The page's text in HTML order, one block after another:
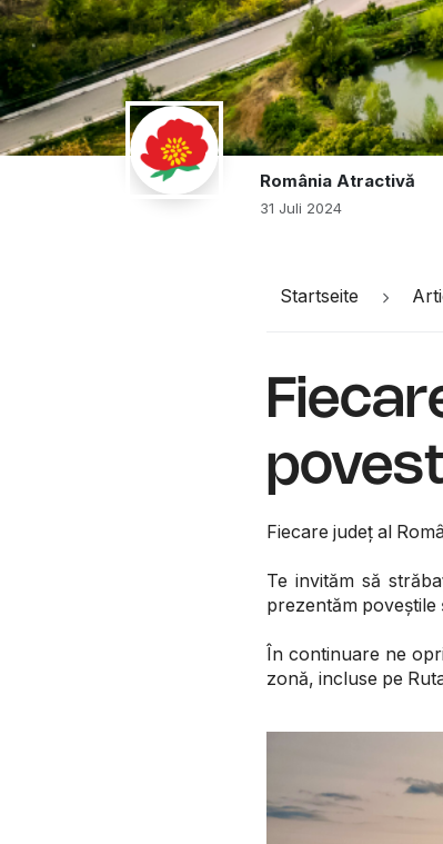
România Atractivă
31 Juli 2024
Startseite
Fiecare județ al
Te invităm să
prezentăm poveștile
În continuare ne
zonă, incluse pe